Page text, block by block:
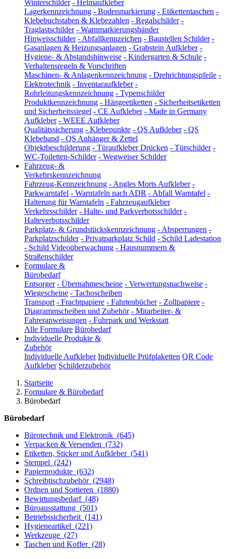
Winterschilder - Helmaufkleber
Lagerkennzeichnung - Bodenmarkierung - Etikettentaschen -
Klebebuchstaben & Klebezahlen - Regalschilder -
Traglastschilder - Warnmarkierungsbänder
Hinweisschilder - Abfallkennzeichen - Baustellen Schilder -
Gasanlagen & Heizungsanlagen - Grabstein Aufkleber -
Hygiene- & Abstandshinweise - Kindergarten & Schule -
Verhaltensregeln & Vorschriften
Maschinen- & Anlagenkennzeichnung - Drehrichtungspfeile -
Elektrotechnik - Inventaraufkleber -
Rohrleitungskennzeichnung - Typenschilder
Produktkennzeichnung - Hängeetiketten - Sicherheitsetiketten
und Sicherheitssiegel - CE Aufkleber - Made in Germany
Aufkleber - WEEE Aufkleber
Qualitätssicherung - Klebepunkte - QS Aufkleber - QS
Klebeband - QS Anhänger & Zettel
Objektbeschilderung - Türaufkleber Drücken - Türschilder -
WC-Toiletten-Schilder - Wegweiser Schilder
Fahrzeug- &
Verkehrskennzeichnung
Fahrzeug-Kennzeichnung - Angles Morts Aufkleber -
Parkwarntafel - Warntafeln nach ADR - Abfall Warntafel -
Halterung für Warntafeln - Fahrzeugaufkleber
Verkehrsschilder - Halte- und Parkverbotsschilder -
Halteverbotsschilder
Parkplatz- & Grundstückskennzeichnung - Absperrungen -
Parkplatzschilder - Privatparkplatz Schild - Schild Ladestation
- Schild Videoüberwachung - Hausnummern &
Straßenschilder
Formulare &
Bürobedarf
Entsorger - Übernahmescheine - Verwertungsnachweise -
Wiegescheine - Tachoscheiben
Transport - Frachtpapiere - Fahrtenbücher - Zollpapiere -
Diagrammscheiben und Zubehör - Mitarbeiter- &
Fahreranweisungen - Fuhrpark und Werkstatt
Alle Formulare Bürobedarf
Individuelle Produkte &
Zubehör
Individuelle Aufkleber Individuelle Prüfplaketten QR Code
Aufkleber Schilderzubehör
Startseite
Formulare & Bürobedarf
Bürobedarf
Bürobedarf
Bürotechnik und Elektronik (645)
Verpacken & Versenden (732)
Etiketten, Sticker und Aufkleber (541)
Stempel (242)
Papierprodukte (632)
Schreibtischzubehör (2948)
Ordnen und Sortieren (1880)
Bewirtungsbedarf (48)
Büroausstattung (501)
Betriebssicherheit (141)
Hygieneartikel (221)
Werkzeuge (27)
Taschen und Koffer (28)